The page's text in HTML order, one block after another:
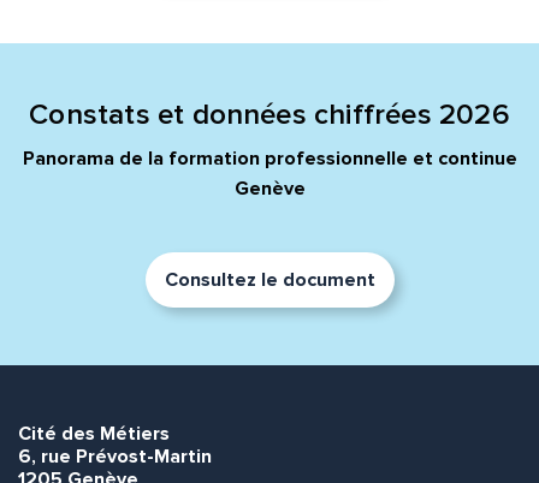
Constats et données chiffrées 2026
Panorama de la formation professionnelle et continue
Genève
Consultez le document
Cité des Métiers
6, rue Prévost-Martin